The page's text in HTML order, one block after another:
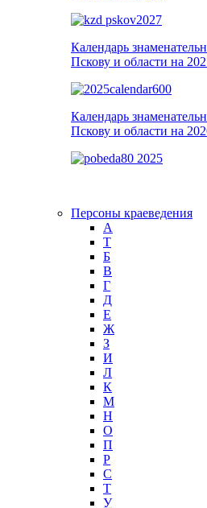
Календарь
Пскову и области на
Календарь
Пскову и области на
Персоны краеведения
А
T
Б
В
Г
Д
Е
Ж
З
И
Л
К
М
Н
О
П
Р
С
Т
У